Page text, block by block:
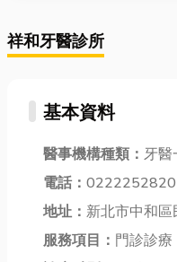
祥和牙醫診所
基本資料
醫事機構種類： 牙醫
電話： 0222252820
地址： 新北市中和
服務項目： 門診診療